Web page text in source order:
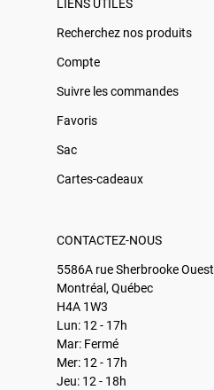
LIENS UTILES
Recherchez nos produits
Compte
Suivre les commandes
Favoris
Sac
Cartes-cadeaux
CONTACTEZ-NOUS
5586A rue Sherbrooke Ouest
Montréal, Québec
H4A 1W3
Lun: 12 - 17h
Mar: Fermé
Mer: 12 - 17h
Jeu: 12 - 18h